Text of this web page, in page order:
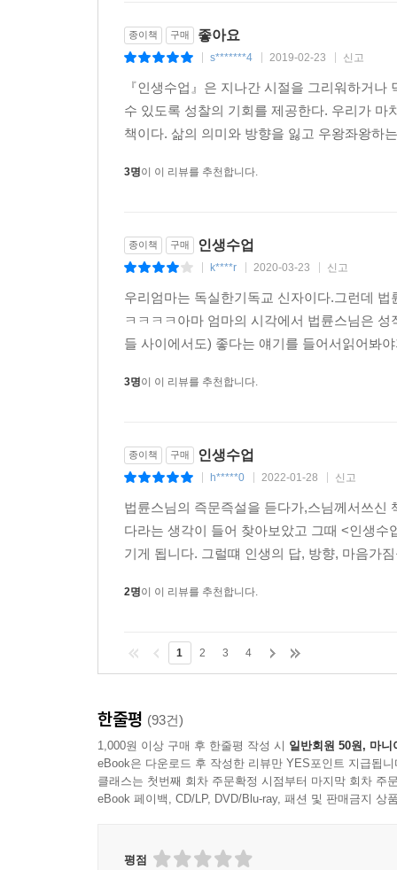
곱씹어 생각해볼 수 있게 한다.
종이책 구매 좋아요
s*******4 2019-02-23 신고
『인생수업』은 지나간 시절을 그리워하거
수 있도록 성찰의 기회를 제공한다. 우리가
책이다. 삶의 의미와 방향을 잃고 우왕좌왕하
3명이 이 리뷰를 추천합니다.
종이책 구매 인생수업
k****r 2020-03-23 신고
우리엄마는 독실한기독교 신자이다.그런데
ㅋㅋㅋㅋ아마 엄마의 시각에서 법륜스님은
들 사이에서도) 좋다는 얘기를 들어서읽어봐
3명이 이 리뷰를 추천합니다.
종이책 구매 인생수업
h*****0 2022-01-28 신고
법륜스님의 즉문즉설을 듣다가,스님께서쓰신
다라는 생각이 들어 찾아보았고 그때 <인생
기게 됩니다. 그럴떄 인생의 답, 방향, 마음가
2명이 이 리뷰를 추천합니다.
1 2 3 4
한줄평 (93건)
1,000원 이상 구매 후 한줄평 작성 시 일반회원 50원, 마니
eBook은 다운로드 후 작성한 리뷰만 YES포인트 지급됩니
클래스는 첫번째 회차 주문확정 시점부터 마지막 회차 주
eBook 페이백, CD/LP, DVD/Blu-ray, 패션 및 판매금지 상
평점